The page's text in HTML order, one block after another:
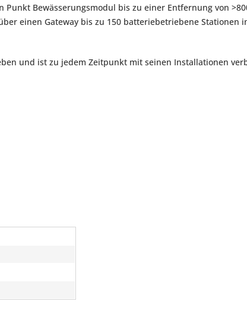
Bewässerungsmodul bis zu einer Entfernung von
einen Gateway bis zu 150 batteriebetriebene Stationen
und ist zu jedem Zeitpunkt mit seinen Installationen